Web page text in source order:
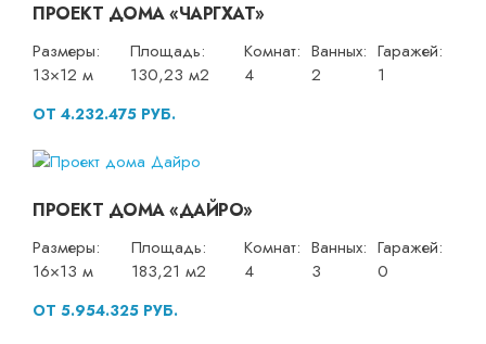
ПРОЕКТ ДОМА «ЧАРГХАТ»
Размеры:
13×12 м
Площадь:
130,23 м2
Комнат:
4
Ванных:
2
Гаражей:
1
ОТ 4.232.475 РУБ.
ПРОЕКТ ДОМА «ДАЙРО»
Размеры:
16×13 м
Площадь:
183,21 м2
Комнат:
4
Ванных:
3
Гаражей:
0
ОТ 5.954.325 РУБ.